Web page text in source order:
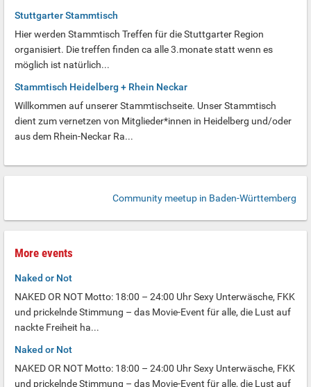
Stuttgarter Stammtisch
Hier werden Stammtisch Treffen für die Stuttgarter Region
organisiert. Die treffen finden ca alle 3.monate statt wenn es
möglich ist natürlich...
Stammtisch Heidelberg + Rhein Neckar
Willkommen auf unserer Stammtischseite. Unser Stammtisch
dient zum vernetzen von Mitglieder*innen in Heidelberg und/oder
aus dem Rhein-Neckar Ra...
Community meetup in Baden-Württemberg
More events
Naked or Not
NAKED OR NOT Motto: 18:00 – 24:00 Uhr Sexy Unterwäsche, FKK
und prickelnde Stimmung – das Movie-Event für alle, die Lust auf
nackte Freiheit ha...
Naked or Not
NAKED OR NOT Motto: 18:00 – 24:00 Uhr Sexy Unterwäsche, FKK
und prickelnde Stimmung – das Movie-Event für alle, die Lust auf